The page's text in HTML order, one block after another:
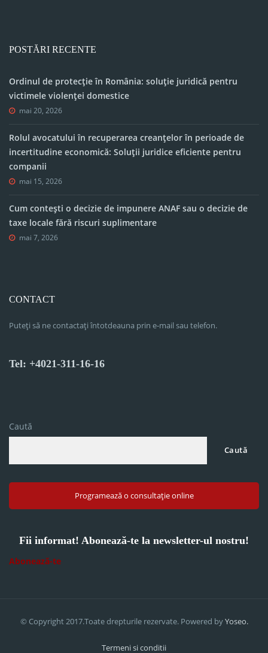
POSTĂRI RECENTE
Ordinul de protecție în România: soluție juridică pentru
victimele violenței domestice
mai 20, 2026
Rolul avocatului în recuperarea creanțelor în perioade de
incertitudine economică: Soluții juridice eficiente pentru
companii
mai 15, 2026
Cum contești o decizie de impunere ANAF sau o decizie de
taxe locale fără riscuri suplimentare
mai 7, 2026
CONTACT
Puteți să ne contactați întotdeauna prin e-mail sau telefon.
Tel: +4021-311-16-16
Caută
Caută
Programează o consultație online
Fii informat! Abonează-te la newsletter-ul nostru!
Abonează-te
© Copyright 2017.Toate drepturile rezervate. Powered byYoseo.
Termeni si conditii